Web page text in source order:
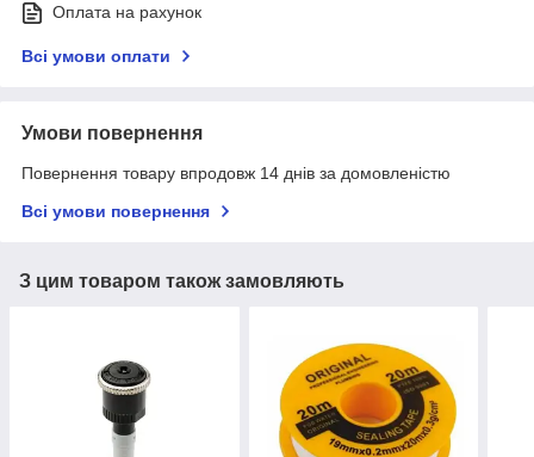
Оплата на рахунок
Всі умови оплати
Умови повернення
Повернення товару впродовж 14 днів за домовленістю
Всі умови повернення
З цим товаром також замовляють